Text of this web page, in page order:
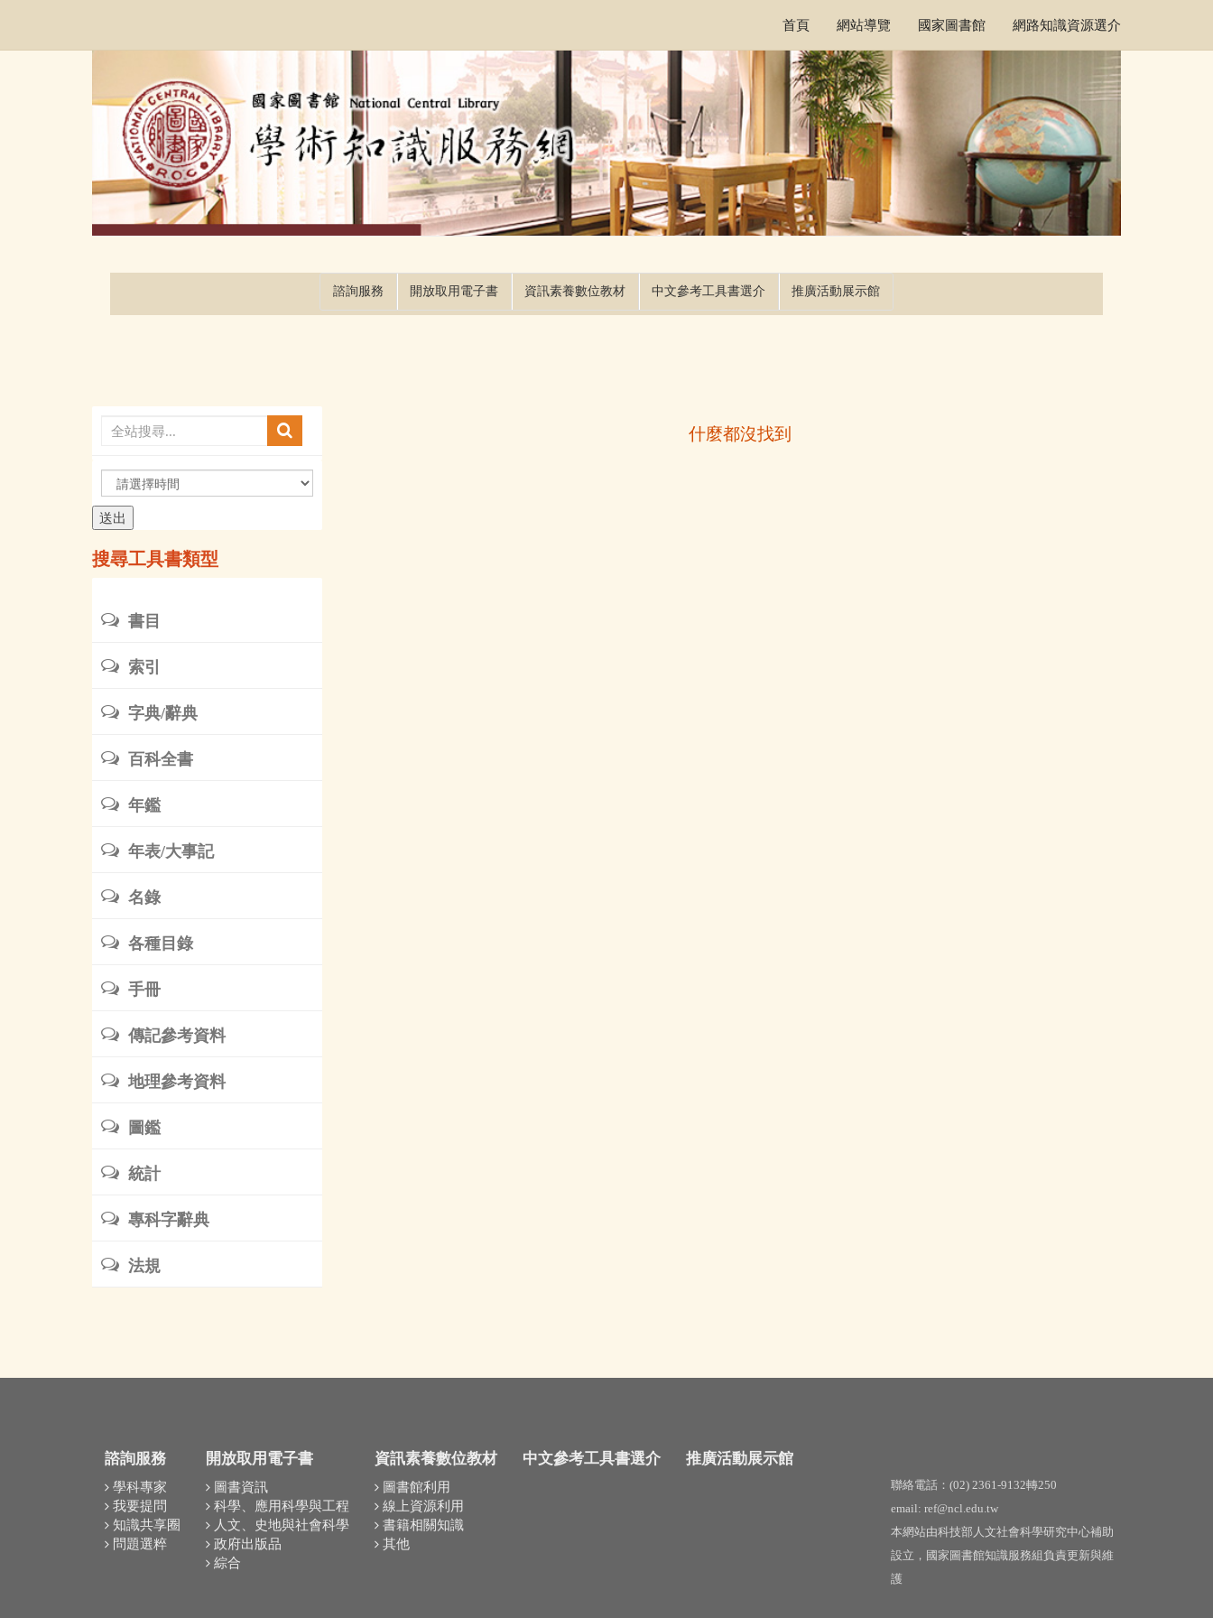
首頁
網站導覽 國家圖書館 網路知識資源選介
諮詢服務 開放取用電子書 資訊素養數位教材 中文參考工具書選介 推廣活動展示館
選
擇
時
間
搜尋工具書類型
書目
索引
字典/辭典
百科全書
年鑑
年表/大事記
名錄
各種目錄
手冊
傳記參考資料
地理參考資料
圖鑑
統計
專科字辭典
法規
什麼都沒找到
諮詢服務
學科專家
我要提問
知識共享圈
問題選粹
開放取用電子書
圖書資訊
科學、應用科學與工程
人文、史地與社會科學
政府出版品
綜合
資訊素養數位教材
圖書館利用
線上資源利用
書籍相關知識
其他
中文參考工具書選介 推廣活動展示館
聯絡電話：(02) 2361-9132轉250
email: ref@ncl.edu.tw
本網站由科技部人文社會科學研究中心補助
設立，國家圖書館知識服務組負責更新與維
護